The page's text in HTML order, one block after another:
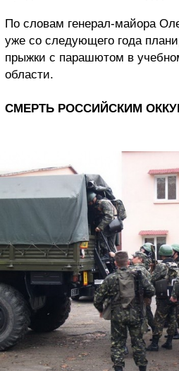
По словам генерал-майора
уже со следующего года
прыжки с парашютом в
области.
СМЕРТЬ РОССИЙСКИМ